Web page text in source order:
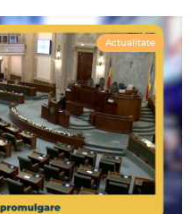
Actualitate